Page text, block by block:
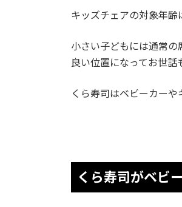
キッズチェアの対象年齢
小さい子どもには通常
良い位置になってお世話
くら寿司はベビーカー
くら寿司がベビ